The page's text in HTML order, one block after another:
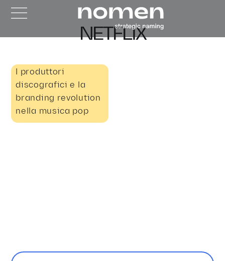
NETFLIX
I produttori
discografici e la
branding revolution
nella musica pop